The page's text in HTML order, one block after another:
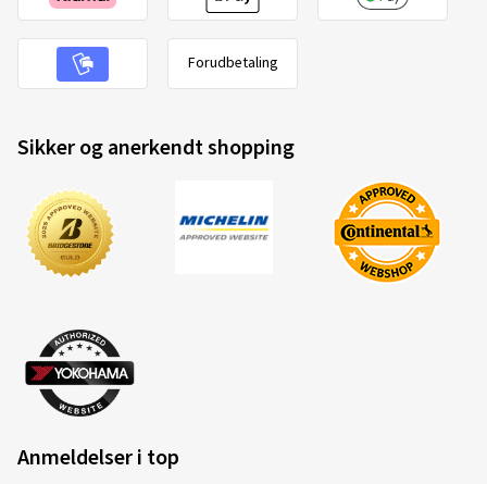
Forudbetaling
Sikker og anerkendt shopping
Anmeldelser i top